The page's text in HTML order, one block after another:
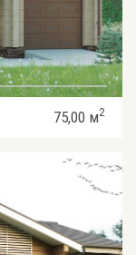
75,00 м2